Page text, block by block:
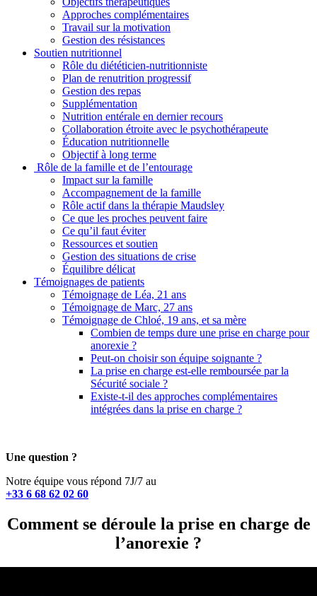
Approches complémentaires
Travail sur la motivation
Gestion des résistances
Soutien nutritionnel
Rôle du diététicien-nutritionniste
Plan de renutrition progressif
Gestion des repas
Supplémentation
Nutrition entérale en dernier recours
Collaboration étroite avec le psychothérapeute
Éducation nutritionnelle
Objectif à long terme
Rôle de la famille et de l’entourage
Impact sur la famille
Accompagnement de la famille
Rôle actif dans la thérapie Maudsley
Ce que les proches peuvent faire
Ce qu’il faut éviter
Ressources et soutien
Gestion des situations de crise
Équilibre délicat
Témoignages de patients
Témoignage de Léa, 21 ans
Témoignage de Marc, 27 ans
Témoignage de Chloé, 19 ans, et sa mère
Combien de temps dure une prise en charge pour
anorexie ?
Peut-on choisir son équipe soignante ?
La prise en charge est-elle remboursée par la
Sécurité sociale ?
Existe-t-il des approches complémentaires
intégrées dans la prise en charge ?
Une question ?
Notre équipe vous répond 7J/7 au
+33 6 68 62 02 60
Comment se déroule la prise en charge de
l’anorexie ?